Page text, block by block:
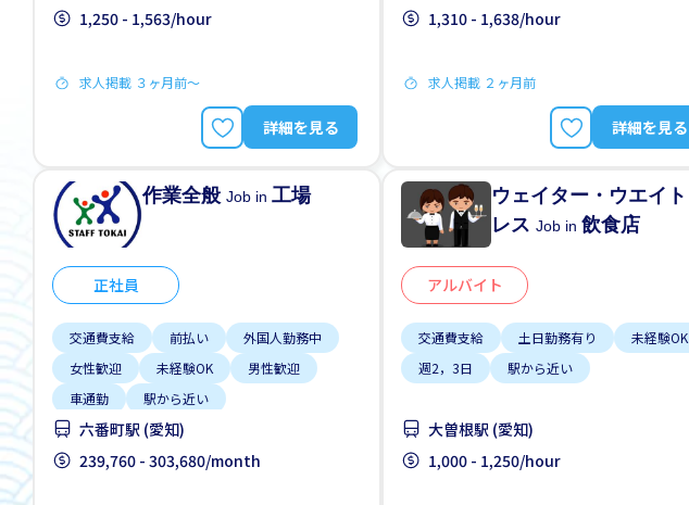
1,250 - 1,563/hour
求人掲載 ３ヶ月前〜
詳細を見る
1,310 - 1,638/hour
求人掲載 ２ヶ月前
詳細を見る
作業全般Job in工場
正社員
交通費支給 前払い
外国人勤務中
女性歓迎
未経験OK
男性歓迎
車通勤
駅から近い
六番町駅 (愛知)
239,760 - 303,680/month
ウェイター・ウエイト
レスJob in飲食店
アルバイト
交通費支給 土日勤務有り
未経験OK
週2，3日
駅から近い
大曽根駅 (愛知)
1,000 - 1,250/hour